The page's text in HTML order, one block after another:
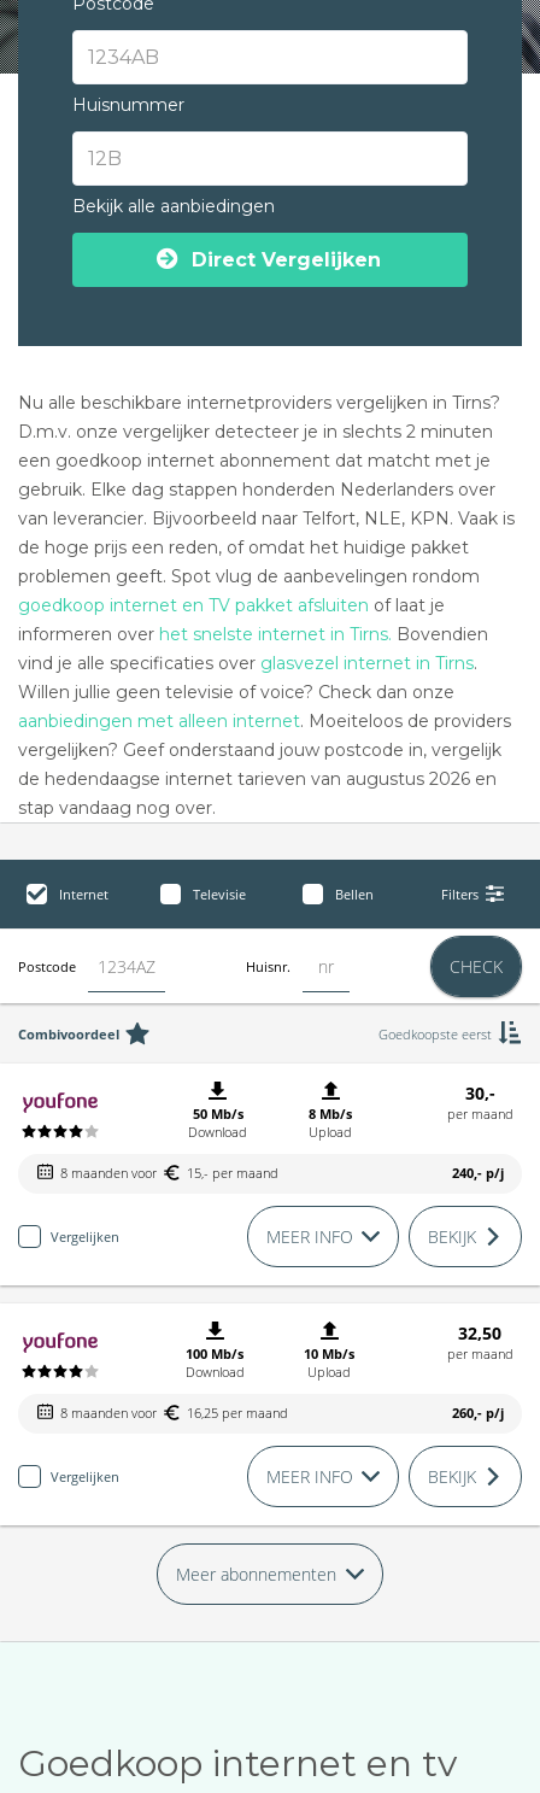
Huisnummer
Bekijk alle aanbiedingen
Direct Vergelijken
Nu alle beschikbare internetproviders vergelijken in Tirns?
D.m.v. onze vergelijker detecteer je in slechts 2 minuten
een goedkoop internet abonnement dat matcht met je
gebruik. Elke dag stappen honderden Nederlanders over
van leverancier. Bijvoorbeeld naar Telfort, NLE, KPN. Vaak is
de hoge prijs een reden, of omdat het huidige pakket
problemen geeft. Spot vlug de aanbevelingen rondom
goedkoop internet en TV pakket afsluiten of laat je
informeren over het snelste internet in Tirns. Bovendien
vind je alle specificaties over glasvezel internet in Tirns.
Willen jullie geen televisie of voice? Check dan onze
aanbiedingen met alleen internet. Moeiteloos de providers
vergelijken? Geef onderstaand jouw postcode in, vergelijk
de hedendaagse internet tarieven van augustus 2026 en
stap vandaag nog over.
Internet Televisie Bellen Filters
Postcode Huisnr. CHECK
Combivoordeel Goedkoopste eerst
50 Mb/s
Download
8 Mb/s
Upload
30,-
per maand
8 maanden voor 15,- per maand 240,- p/j
Vergelijken MEER INFO BEKIJK
100 Mb/s
Download
10 Mb/s
Upload
32,50
per maand
8 maanden voor 16,25 per maand 260,- p/j
Vergelijken MEER INFO BEKIJK
Meer abonnementen
Goedkoop internet en tv